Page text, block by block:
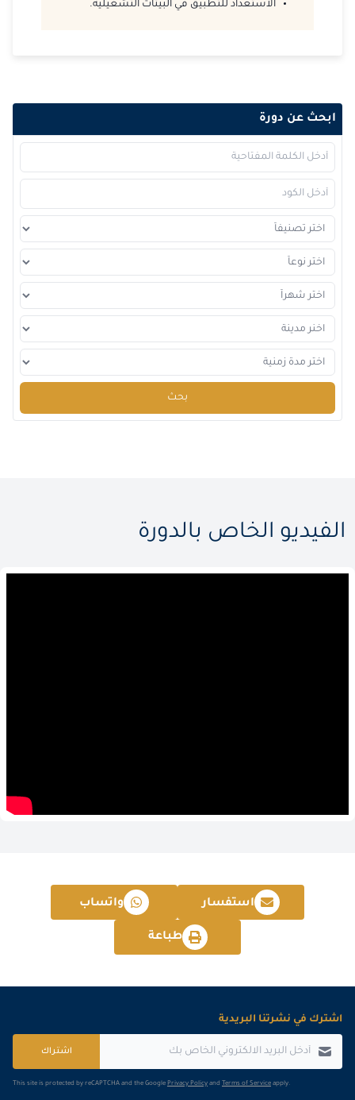
الاستعداد للتطبيق في البيئات التشغيلية.
ابحث عن دورة
بحث
الفيديو الخاص بالدورة
استفسار واتساب
طباعة
اشترك في نشرتنا البريدية
اشتراك
This site is protected by reCAPTCHA and the Google Privacy Policy and Terms of Service apply.